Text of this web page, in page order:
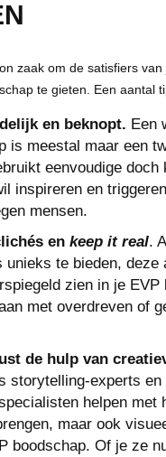
zaak om de satisfiers van
te gieten. Een aantal
en beknopt. Een
is meestal maar een
eenvoudige doch
inspireren en
mensen.
en keep it real.
unieks te bieden, deze
zien in je EVP
met overdreven of
de hulp van
storytelling-experts en
helpen met
maar ook
boodschap. Of je ze